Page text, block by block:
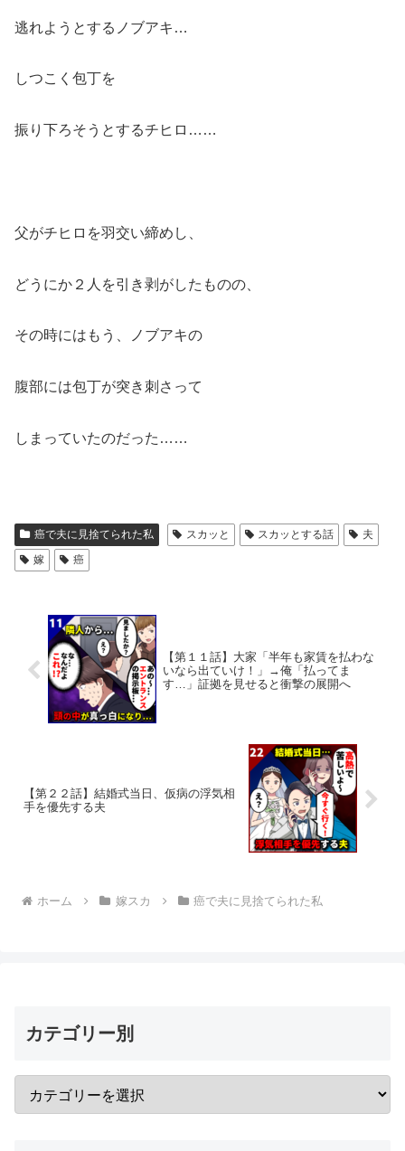
逃れようとするノブアキ…
しつこく包丁を
振り下ろそうとするチヒロ……
父がチヒロを羽交い締めし、
どうにか２人を引き剥がしたものの、
その時にはもう、ノブアキの
腹部には包丁が突き刺さって
しまっていたのだった……
癌で夫に見捨てられた私 スカッと スカッとする話
夫
嫁
癌
【第１１話】大家「半年も家賃を払わな
いなら出ていけ！」→俺「払ってま
す…」証拠を見せると衝撃の展開へ
【第２２話】結婚式当日、仮病の浮気相
手を優先する夫
ホーム 嫁スカ 癌で夫に見捨てられた私
カテゴリー別